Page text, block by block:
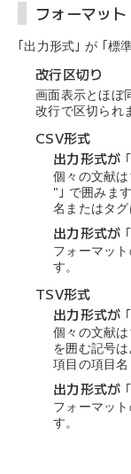
フォーマット
｢出力形式｣ が ｢標
改行区切り
画面表示とほぼ
改行で区切られ
CSV形式
出力形式が
個々の文献
"｣ で囲みま
名またはタグ
出力形式が
フォーマッ
す。
TSV形式
出力形式が
個々の文献
を囲む記号
項目の項目名
出力形式が
フォーマッ
す。